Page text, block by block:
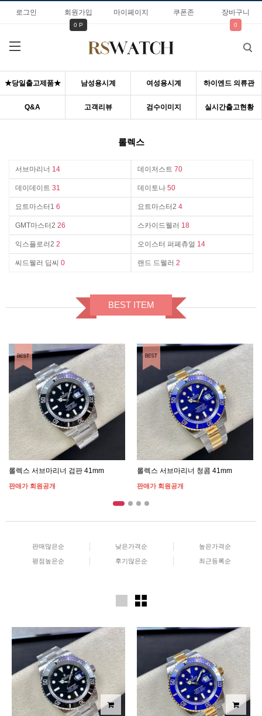
로그인 회원가입
0 P
마이페이지 쿠폰존 장바구니
0
★당일출고제품★ 남성용시계 여성용시계 하이엔드 의류관
Q&A 고객리뷰 검수이미지 실시간출고현황
롤렉스
서브마리너 14 데이저스트 70
데이데이트 31 데이토나 50
요트마스터1 6 요트마스터2 4
GMT마스터2 26 스카이드웰러 18
익스플로러2 2 오이스터 퍼페츄얼 14
씨드웰러 딥씨 0 랜드 드웰러 2
BEST ITEM
롤렉스 서브마리너 검판 41mm
판매가 회원공개
롤렉스 서브마리너 청콤 41mm
판매가 회원공개
BEST ITEM BEST ITEM
판매많은순 낮은가격순 높은가격순
평점높은순 후기많은순 최근등록순